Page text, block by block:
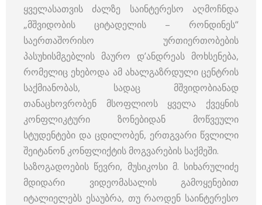
ყველასათვის ძალზე საინტერესო აღმოჩნდა
„მშვიდობის ციტადელის – რონდინეს“
საერთაშორისო ურთიერთობების
პასუხისმგებლის მაურო დ’ანდრეას მოხსენება,
რომელიც ეხებოდა ამ ახალგაზრდული ცენტრის
საქმიანობას, სადაც მშვიდობიანად
თანაცხოვრობენ მსოფლიოს ყველა ქვეყნის
კონფლიკტური ზონებიდან მოწვეული
სტუდენტები და ცდილობენ, ერთგვარი წვლილი
შეიტანონ კონფლიქტის მოგვარების საქმეში.
საზოგადოების წევრი, მუსიკოსი მ. სიხარულიძე
მდიდარი ვიდეომასალის გამოყენებით
იტალიელებს ესაუბრა, თუ რაოდენ საინტერესო